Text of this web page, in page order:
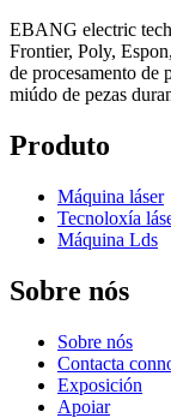
EBANG electric
Frontier, Poly,
de procesamento de
miúdo de pezas
Produto
Máquina láser
Tecnoloxía
Máquina Lds
Sobre nós
Sobre nós
Contacta
Exposición
Apoiar